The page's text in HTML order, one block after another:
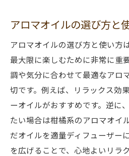
アロマオイルの選び方と
アロマオイルの選び方と使い方
最大限に楽しむために非常に重
調や気分に合わせて最適なアロ
切です。例えば、リラックス効
ーオイルがおすすめです。逆に
たい場合は柑橘系のアロマオイ
だオイルを適量ディフューザー
を広げることで、心地よいリラ